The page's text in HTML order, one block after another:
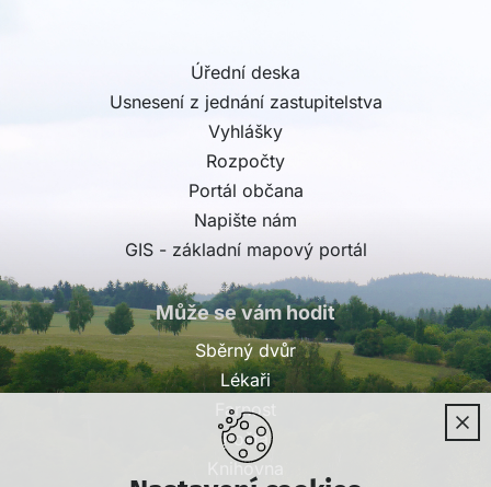
Úřední deska
Usnesení z jednání zastupitelstva
Vyhlášky
Rozpočty
Portál občana
Napište nám
GIS - základní mapový portál
Může se vám hodit
Sběrný dvůr
Lékaři
Farnost
Pošta
Knihovna